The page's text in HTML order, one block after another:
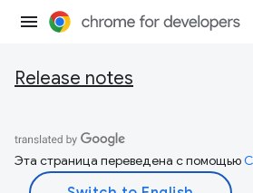
Release notes
Эта страница переведена с помощью